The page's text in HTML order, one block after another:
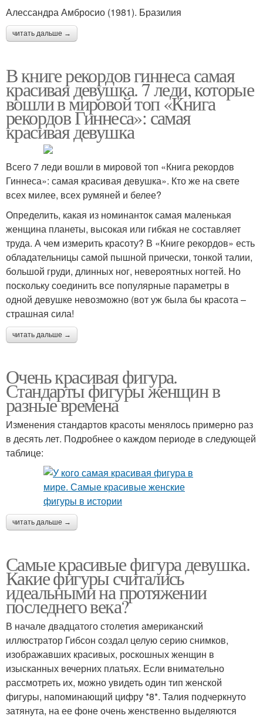
Алессандра Амбросио (1981). Бразилия
читать дальше →
В книге рекордов гиннеса самая
красивая девушка. 7 леди, которые
вошли в мировой топ «Книга
рекордов Гиннеса»: самая
красивая девушка
Всего 7 леди вошли в мировой топ «Книга рекордов
Гиннеса»: самая красивая девушка». Кто же на свете
всех милее, всех румяней и белее?
Определить, какая из номинанток самая маленькая
женщина планеты, высокая или гибкая не составляет
труда. А чем измерить красоту? В «Книге рекордов» есть
обладательницы самой пышной прически, тонкой талии,
большой груди, длинных ног, невероятных ногтей. Но
поскольку соединить все популярные параметры в
одной девушке невозможно (вот уж была бы красота –
страшная сила!
читать дальше →
Очень красивая фигура.
Стандарты фигуры женщин в
разные времена
Изменения стандартов красоты менялось примерно раз
в десять лет. Подробнее о каждом периоде в следующей
таблице:
читать дальше →
Самые красивые фигура девушка.
Какие фигуры считались
идеальными на протяжении
последнего века?
В начале двадцатого столетия американский
иллюстратор Гибсон создал целую серию снимков,
изображавших красивых, роскошных женщин в
изысканных вечерних платьях. Если внимательно
рассмотреть их, можно увидеть один тип женской
фигуры, напоминающий цифру *8*. Талия подчеркнуто
затянута, на ее фоне очень женственно выделяются